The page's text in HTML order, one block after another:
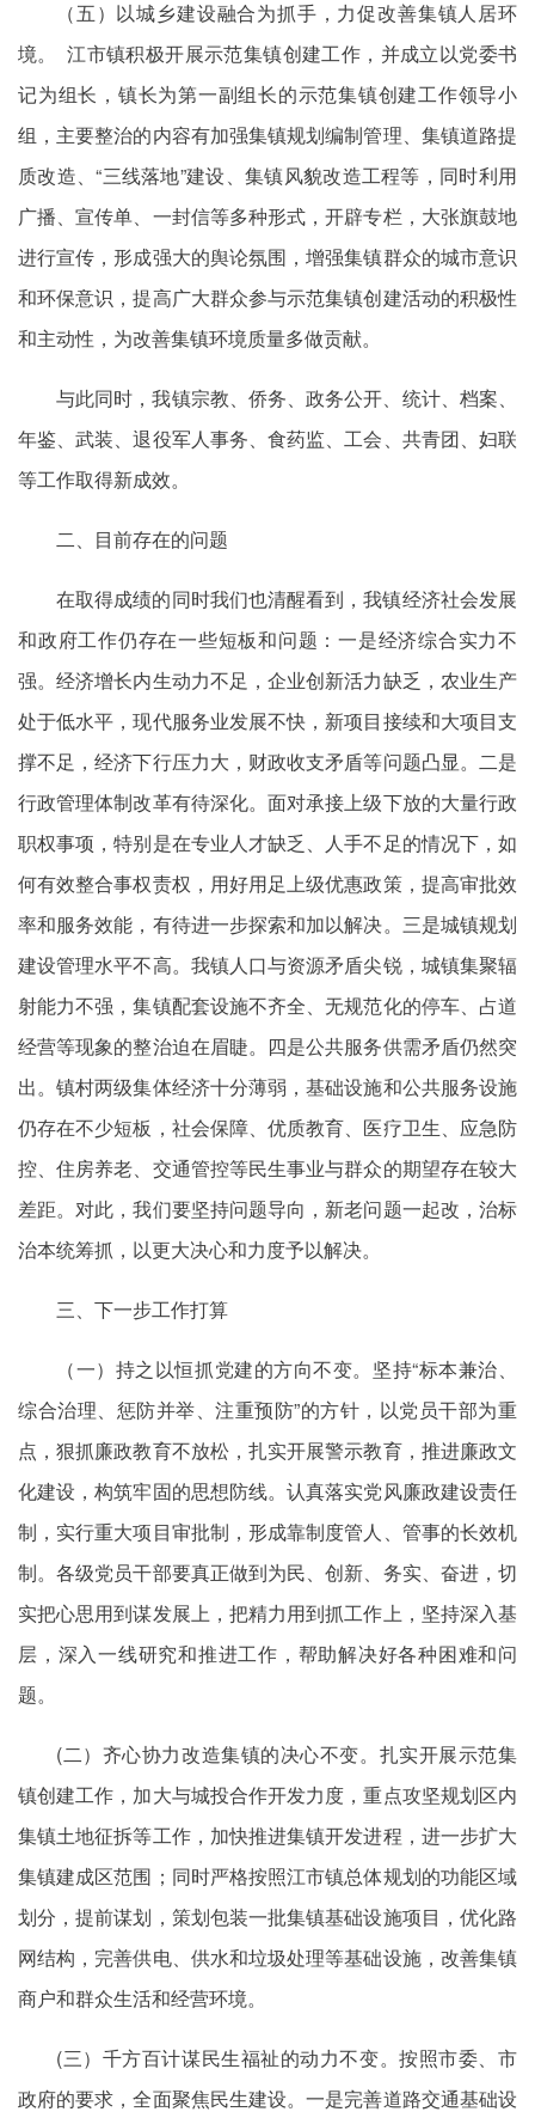
（五）以城乡建设融合为抓手，力促改善集镇人居环
境。 江市镇积极开展示范集镇创建工作，并成立以党委书
记为组长，镇长为第一副组长的示范集镇创建工作领导小
组，主要整治的内容有加强集镇规划编制管理、集镇道路提
质改造、“三线落地”建设、集镇风貌改造工程等，同时利用
广播、宣传单、一封信等多种形式，开辟专栏，大张旗鼓地
进行宣传，形成强大的舆论氛围，增强集镇群众的城市意识
和环保意识，提高广大群众参与示范集镇创建活动的积极性
和主动性，为改善集镇环境质量多做贡献。
与此同时，我镇宗教、侨务、政务公开、统计、档案、
年鉴、武装、退役军人事务、食药监、工会、共青团、妇联
等工作取得新成效。
二、目前存在的问题
在取得成绩的同时我们也清醒看到，我镇经济社会发展
和政府工作仍存在一些短板和问题：一是经济综合实力不
强。经济增长内生动力不足，企业创新活力缺乏，农业生产
处于低水平，现代服务业发展不快，新项目接续和大项目支
撑不足，经济下行压力大，财政收支矛盾等问题凸显。二是
行政管理体制改革有待深化。面对承接上级下放的大量行政
职权事项，特别是在专业人才缺乏、人手不足的情况下，如
何有效整合事权责权，用好用足上级优惠政策，提高审批效
率和服务效能，有待进一步探索和加以解决。三是城镇规划
建设管理水平不高。我镇人口与资源矛盾尖锐，城镇集聚辐
射能力不强，集镇配套设施不齐全、无规范化的停车、占道
经营等现象的整治迫在眉睫。四是公共服务供需矛盾仍然突
出。镇村两级集体经济十分薄弱，基础设施和公共服务设施
仍存在不少短板，社会保障、优质教育、医疗卫生、应急防
控、住房养老、交通管控等民生事业与群众的期望存在较大
差距。对此，我们要坚持问题导向，新老问题一起改，治标
治本统筹抓，以更大决心和力度予以解决。
三、下一步工作打算
（一）持之以恒抓党建的方向不变。坚持“标本兼治、
综合治理、惩防并举、注重预防”的方针，以党员干部为重
点，狠抓廉政教育不放松，扎实开展警示教育，推进廉政文
化建设，构筑牢固的思想防线。认真落实党风廉政建设责任
制，实行重大项目审批制，形成靠制度管人、管事的长效机
制。各级党员干部要真正做到为民、创新、务实、奋进，切
实把心思用到谋发展上，把精力用到抓工作上，坚持深入基
层，深入一线研究和推进工作，帮助解决好各种困难和问
题。
(二）齐心协力改造集镇的决心不变。扎实开展示范集
镇创建工作，加大与城投合作开发力度，重点攻坚规划区内
集镇土地征拆等工作，加快推进集镇开发进程，进一步扩大
集镇建成区范围；同时严格按照江市镇总体规划的功能区域
划分，提前谋划，策划包装一批集镇基础设施项目，优化路
网结构，完善供电、供水和垃圾处理等基础设施，改善集镇
商户和群众生活和经营环境。
(三）千方百计谋民生福祉的动力不变。按照市委、市
政府的要求，全面聚焦民生建设。一是完善道路交通基础设